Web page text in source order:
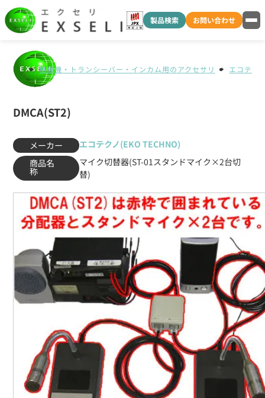
製品検索 お問い合わせ
無線機・トランシーバー・インカム用のアクセサリ エコテク
DMCA(ST2)
メーカー
エコテクノ(EKO TECHNO)
商品名
称
マイク切替器(ST-01スタンドマイク×2台切
替)